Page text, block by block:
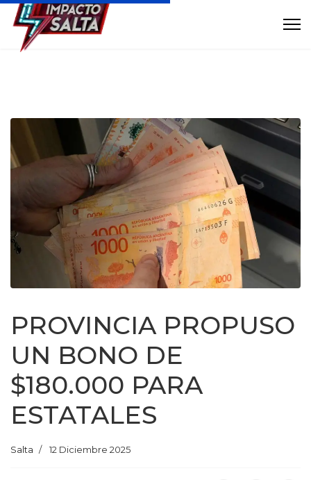
PROVINCIA PROPUSO
UN BONO DE
$180.000 PARA
ESTATALES
Salta 12 Diciembre 2025